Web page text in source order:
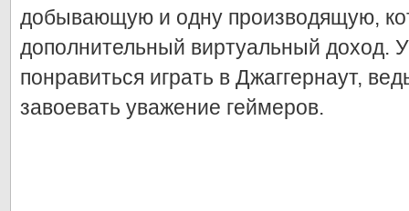
добывающую и одну производящую,
дополнительный виртуальный доход.
понравиться играть в Джаггернаут,
завоевать уважение геймеров.